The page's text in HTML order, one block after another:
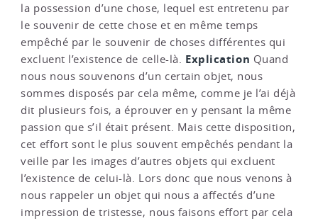
la possession d’une chose, lequel est entretenu par
le souvenir de cette chose et en même temps
empêché par le souvenir de choses différentes qui
excluent l’existence de celle-là. Explication Quand
nous nous souvenons d’un certain objet, nous
sommes disposés par cela même, comme je l’ai déjà
dit plusieurs fois, a éprouver en y pensant la même
passion que s’il était présent. Mais cette disposition,
cet effort sont le plus souvent empêchés pendant la
veille par les images d’autres objets qui excluent
l’existence de celui-là. Lors donc que nous venons à
nous rappeler un objet qui nous a affectés d’une
impression de tristesse, nous faisons effort par cela